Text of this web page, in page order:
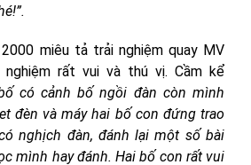
miêu tả trải nghiệm quay MV
rất vui và thú vị. Cầm kể
có cảnh bố ngồi đàn còn mình
đèn và máy hai bố con đứng trao
nghịch đàn, đánh lại một số bài
mình hay đánh. Hai bố con rất vui